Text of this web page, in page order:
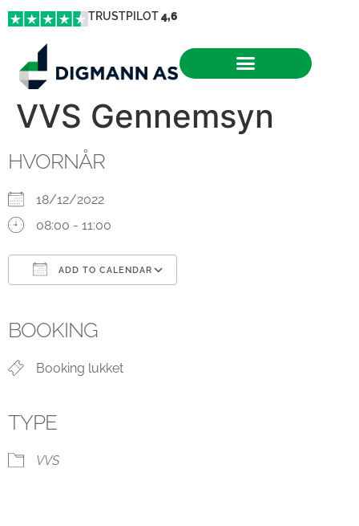
TRUSTPILOT4,6
VVS Gennemsyn
HVORNÅR
18/12/2022
08:00 - 11:00
ADD TO CALENDAR
BOOKING
Booking lukket
TYPE
VVS